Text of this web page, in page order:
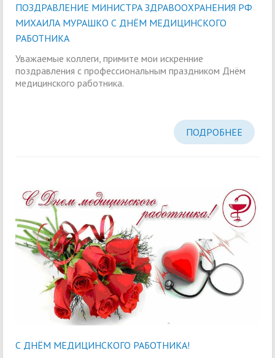
ПОЗДРАВЛЕНИЕ МИНИСТРА ЗДРАВООХРАНЕНИЯ РФ
МИХАИЛА МУРАШКО С ДНЁМ МЕДИЦИНСКОГО
РАБОТНИКА
Уважаемые коллеги, примите мои искренние
поздравления с профессиональным праздником Днём
медицинского работника.
ПОДРОБНЕЕ
С ДНЁМ МЕДИЦИНСКОГО РАБОТНИКА!